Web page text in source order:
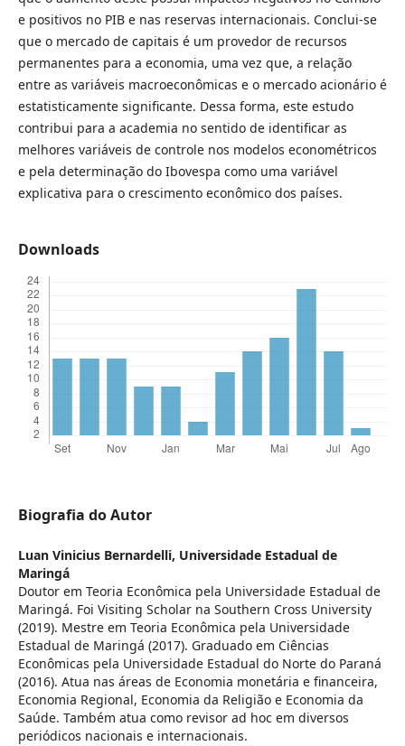
e positivos no PIB e nas reservas internacionais. Conclui-se
que o mercado de capitais é um provedor de recursos
permanentes para a economia, uma vez que, a relação
entre as variáveis macroeconômicas e o mercado acionário é
estatisticamente significante. Dessa forma, este estudo
contribui para a academia no sentido de identificar as
melhores variáveis de controle nos modelos econométricos
e pela determinação do Ibovespa como uma variável
explicativa para o crescimento econômico dos países.
Downloads
Biografia do Autor
Luan Vinicius Bernardelli, Universidade Estadual de
Maringá
Doutor em Teoria Econômica pela Universidade Estadual de
Maringá. Foi Visiting Scholar na Southern Cross University
(2019). Mestre em Teoria Econômica pela Universidade
Estadual de Maringá (2017). Graduado em Ciências
Econômicas pela Universidade Estadual do Norte do Paraná
(2016). Atua nas áreas de Economia monetária e financeira,
Economia Regional, Economia da Religião e Economia da
Saúde. Também atua como revisor ad hoc em diversos
periódicos nacionais e internacionais.